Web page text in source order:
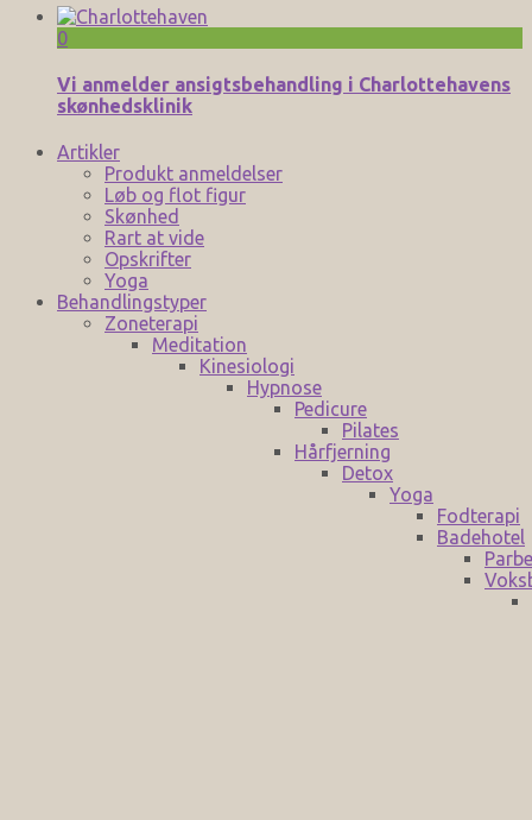
0
Vi anmelder ansigtsbehandling i Charlottehavens
skønhedsklinik
Artikler
Produkt anmeldelser
Løb og flot figur
Skønhed
Rart at vide
Opskrifter
Yoga
Behandlingstyper
Zoneterapi
Meditation
Kinesiologi
Hypnose
Pedicure
Pilates
Hårfjerning
Detox
Yoga
Fodterapi
Badehotel